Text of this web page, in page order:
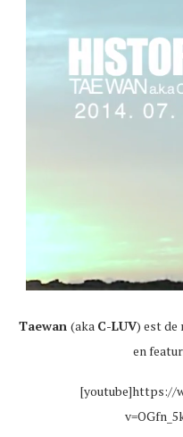
Taewan (aka C-LUV) est de
en
[youtube]https://